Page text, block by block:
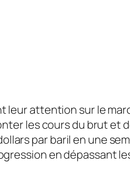
attention sur le
les cours du brut
par baril en une
en dépassant